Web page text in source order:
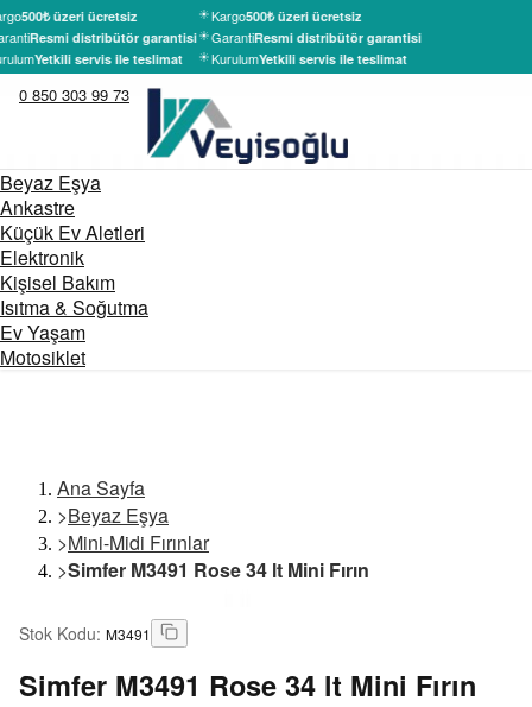
500₺ üzeri ücretsiz
Resmi distribütör garantisi
Yetkili servis ile teslimat
Kargo500₺ üzeri ücretsiz
GarantiResmi distribütör garantisi
KurulumYetkili servis ile teslimat
0 850 303 99 73
Beyaz Eşya
Ankastre
Küçük Ev Aletleri
Elektronik
Kişisel Bakım
Isıtma & Soğutma
Ev Yaşam
Motosiklet
Ana Sayfa
>Beyaz Eşya
>Mini-Midi Fırınlar
>Simfer M3491 Rose 34 lt Mini Fırın
Stok Kodu: M3491
Simfer M3491 Rose 34 lt Mini Fırın